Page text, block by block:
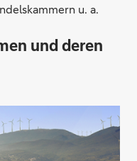
u. a.
und deren